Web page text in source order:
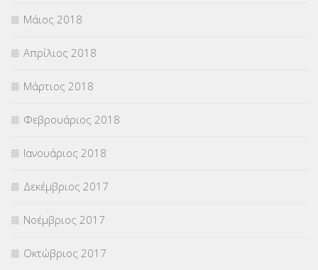
Μάιος 2018
Απρίλιος 2018
Μάρτιος 2018
Φεβρουάριος 2018
Ιανουάριος 2018
Δεκέμβριος 2017
Νοέμβριος 2017
Οκτώβριος 2017